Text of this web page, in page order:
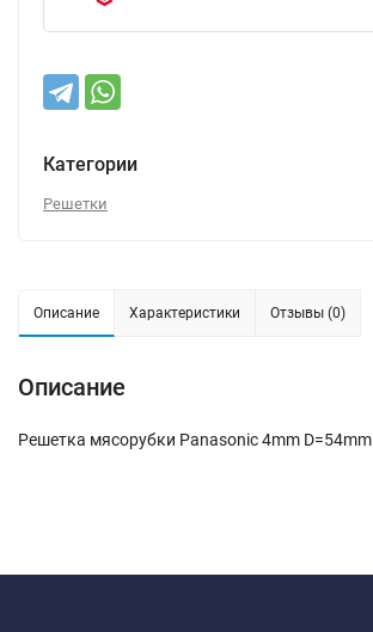
Категории
Решетки
Описание Характеристики Отзывы (0)
Описание
Решетка мясорубки Panasonic 4mm D=54mm